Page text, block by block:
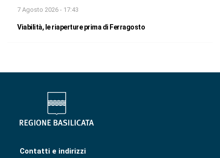
7 Agosto 2026 - 17:43
Viabilità, le riaperture prima di Ferragosto
Contatti e indirizzi